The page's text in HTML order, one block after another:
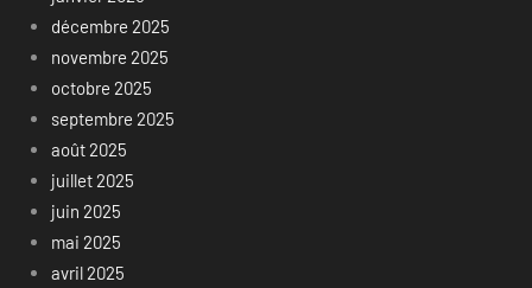
décembre 2025
novembre 2025
octobre 2025
septembre 2025
août 2025
juillet 2025
juin 2025
mai 2025
avril 2025